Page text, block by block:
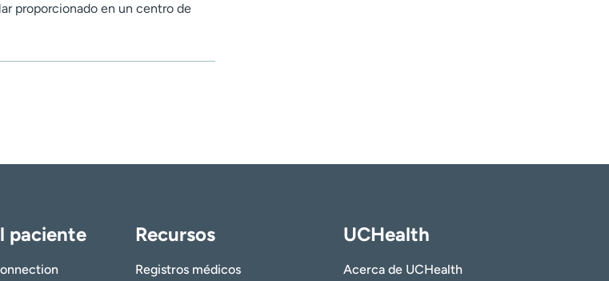
proporcionado en un centro de
paciente Recursos
Registros médicos
UCHealth
Acerca de UCHealth